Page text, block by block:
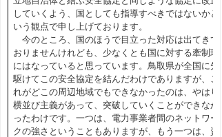
していくよう、国としても指導すべきではないかと
いう観点で申し上げております。
今のところ、国のほうで目立った対応は出てきて
おりませんけれども、少なくとも国に対する牽制球
にはなっていると思っています。鳥取県が全国に先
駆けてこの安全協定を結んだわけでありますが、こ
れがどこの周辺地域でもできなかったのは、やはり
横並び主義があって、突破していくことができなか
ったわけです。一つは、電力事業者間のネットワー
クの強さということもありますが、もう一つは、資